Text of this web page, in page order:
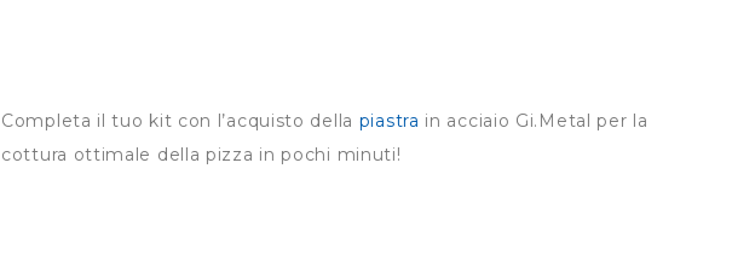
Completa il tuo kit con l’acquisto della piastra in acciaio Gi.Metal per la
cottura ottimale della pizza in pochi minuti!